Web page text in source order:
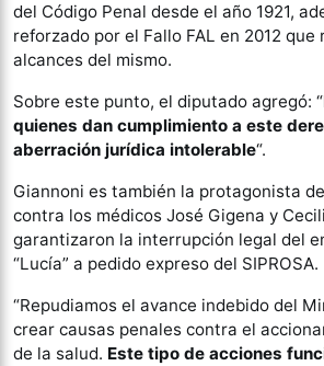
del Código Penal desde el año 1921,
reforzado por el Fallo FAL en 2012 que
alcances del mismo.
Sobre este punto, el diputado agregó: “
quienes dan cumplimiento a este
aberración jurídica intolerable“.
Giannoni es también la protagonista
contra los médicos José Gigena y
garantizaron la interrupción legal del
“Lucía” a pedido expreso del SIPROSA.
“Repudiamos el avance indebido del
crear causas penales contra el
de la salud. Este tipo de acciones